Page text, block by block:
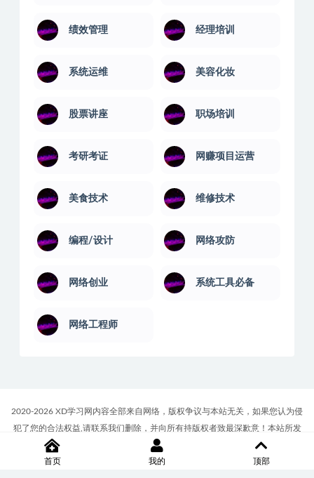
绩效管理 经理培训
系统运维 美容化妆
股票讲座 职场培训
考研考证 网赚项目运营
美食技术 维修技术
编程/设计 网络攻防
网络创业 系统工具必备
网络工程师
2020-2026 XD学习网内容全部来自网络，版权争议与本站无关，如果您认为侵
犯了您的合法权益,请联系我们删除，并向所有持版权者致最深歉意！本站所发
布的一切学习教程、软件等资料仅限用于学习体验和研究目的；请自觉下载后
24小时内删除，如果您喜欢该资料，请支持正版！商务合作或版权联系邮箱
首页 我的 顶部